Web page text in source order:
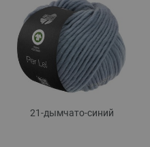
21-дымчато-синий